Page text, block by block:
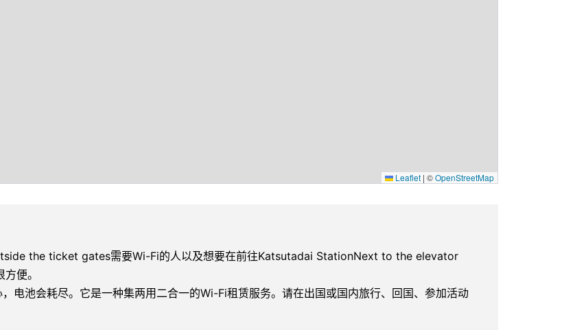
Leaflet | ©OpenStreetMap
the ticket gates需要Wi-Fi的人以及想要在前往Katsutadai StationNext to the elevator
便。
电池会耗尽。它是一种集两用二合一的Wi-Fi租赁服务。请在出国或国内旅行、回国、参加活动